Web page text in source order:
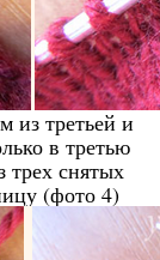
из третьей и
в третью
снятых
(фото 4)